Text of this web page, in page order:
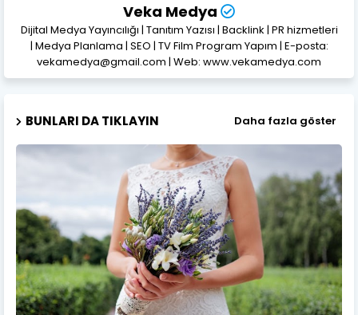
Veka Medya
Dijital Medya Yayıncılığı | Tanıtım Yazısı | Backlink | PR hizmetleri
| Medya Planlama | SEO | TV Film Program Yapım | E-posta:
vekamedya@gmail.com | Web: www.vekamedya.com
BUNLARI DA TIKLAYIN Daha fazla göster